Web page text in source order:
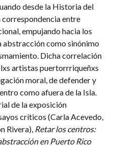
desde la Historia del
correspondencia entre
empujando hacia los
abstracción como sinónimo
Dicha correlación
artistas puertorrriqueñxs
moral, de defender y
como afuera de la Isla.
de la exposición
críticos (Carla Acevedo,
Rivera), Retar los centros:
en Puerto Rico